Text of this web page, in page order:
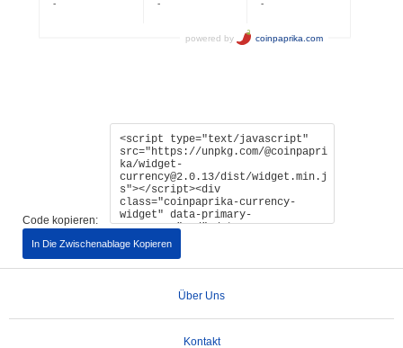
Code kopieren:
In Die Zwischenablage Kopieren
Über Uns
Kontakt